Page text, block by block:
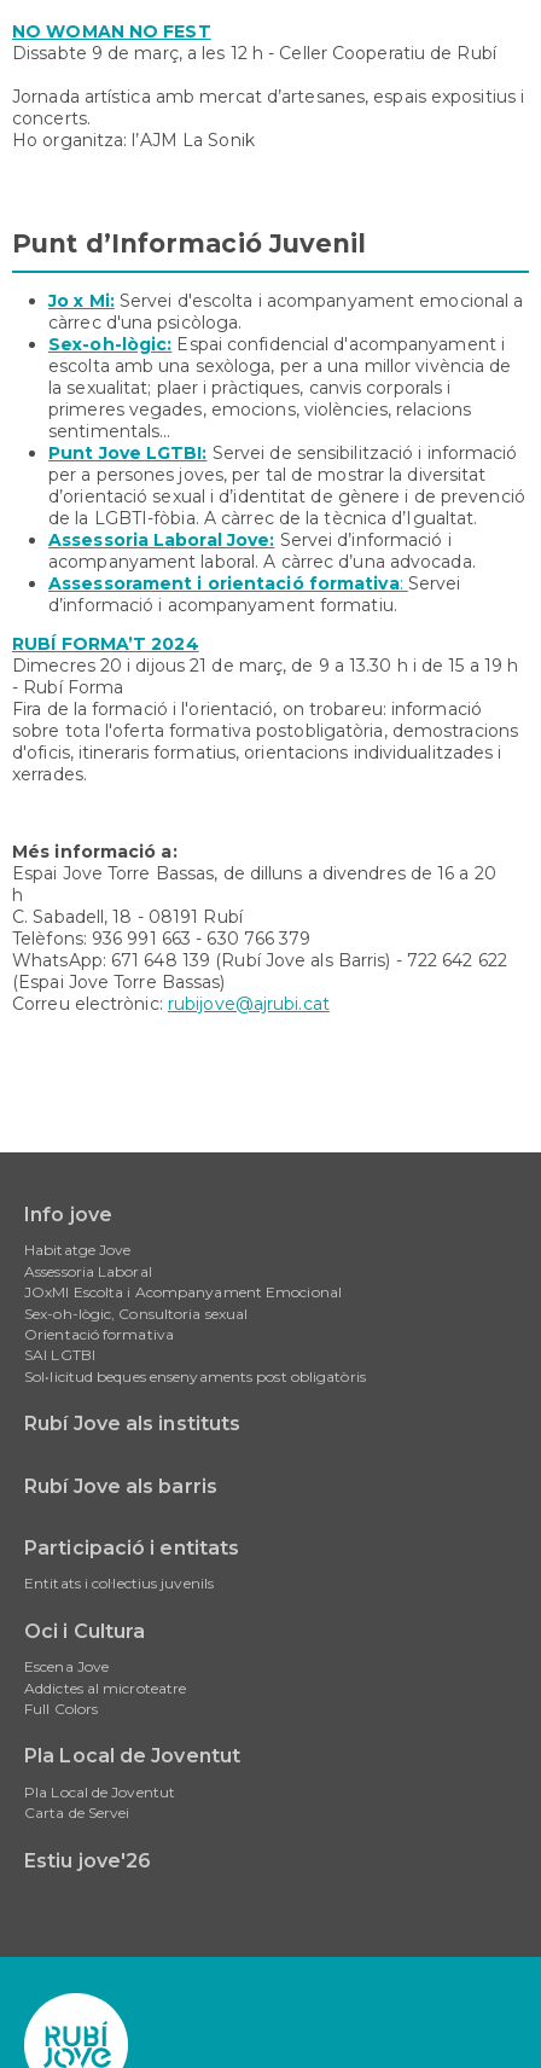
NO WOMAN NO FEST
Dissabte 9 de març, a les 12 h - Celler Cooperatiu de Rubí
Jornada artística amb mercat d’artesanes, espais expositius i
concerts.
Ho organitza: l’AJM La Sonik
Punt d’Informació Juvenil
Jo x Mi:Servei d'escolta i acompanyament emocional a
càrrec d'una psicòloga.
Sex-oh-lògic: Espai confidencial d'acompanyament i
escolta amb una sexòloga, per a una millor vivència de
la sexualitat; plaer i pràctiques, canvis corporals i
primeres vegades, emocions, violències, relacions
sentimentals...
Punt Jove LGTBI: Servei de sensibilització i informació
per a persones joves, per tal de mostrar la diversitat
d’orientació sexual i d’identitat de gènere i de prevenció
de la LGBTI-fòbia. A càrrec de la tècnica d’Igualtat.
Assessoria Laboral Jove: Servei d’informació i
acompanyament laboral. A càrrec d’una advocada.
Assessorament i orientació formativa: Servei
d’informació i acompanyament formatiu.
RUBÍ FORMA’T 2024
Dimecres 20 i dijous 21 de març, de 9 a 13.30 h i de 15 a 19 h
- Rubí Forma
Fira de la formació i l'orientació, on trobareu: informació
sobre tota l'oferta formativa postobligatòria, demostracions
d'oficis, itineraris formatius, orientacions individualitzades i
xerrades.
Més informació a:
Espai Jove Torre Bassas, de dilluns a divendres de 16 a 20
h
C. Sabadell, 18 - 08191 Rubí
Telèfons: 936 991 663 - 630 766 379
WhatsApp: 671 648 139 (Rubí Jove als Barris) - 722 642 622
(Espai Jove Torre Bassas)
Correu electrònic: rubijove@ajrubi.cat
navigation
Info jove
Habitatge Jove
Assessoria Laboral
JOxMI Escolta i Acompanyament Emocional
Sex-oh-lògic, Consultoria sexual
Orientació formativa
SAI LGTBI
Sol•licitud beques ensenyaments post obligatòris
Rubí Jove als instituts
Rubí Jove als barris
Participació i entitats
Entitats i col·lectius juvenils
Oci i Cultura
Escena Jove
Addictes al microteatre
Full Colors
Pla Local de Joventut
Pla Local de Joventut
Carta de Servei
Estiu jove'26